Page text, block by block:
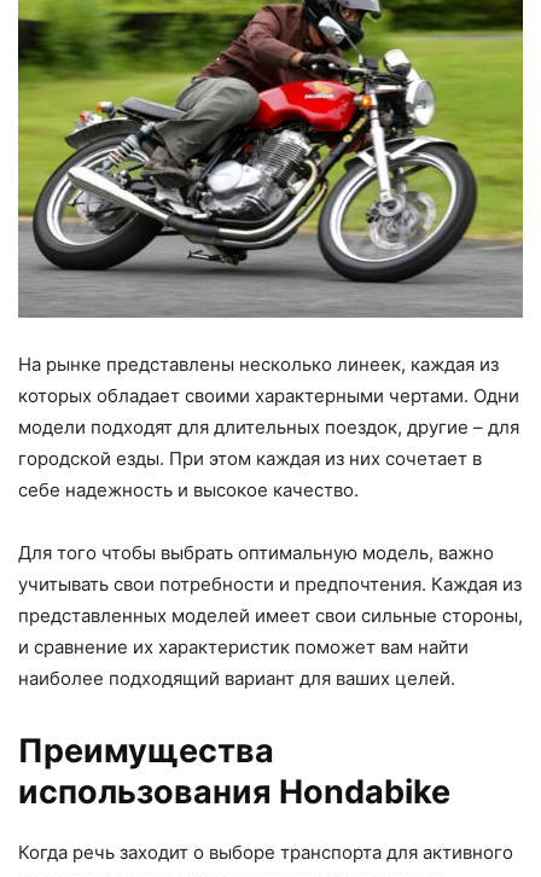
На рынке представлены несколько линеек, каждая из
которых обладает своими характерными чертами. Одни
модели подходят для длительных поездок, другие – для
городской езды. При этом каждая из них сочетает в
себе надежность и высокое качество.
Для того чтобы выбрать оптимальную модель, важно
учитывать свои потребности и предпочтения. Каждая из
представленных моделей имеет свои сильные стороны,
и сравнение их характеристик поможет вам найти
наиболее подходящий вариант для ваших целей.
Преимущества
использования Hondabike
Когда речь заходит о выборе транспорта для активного